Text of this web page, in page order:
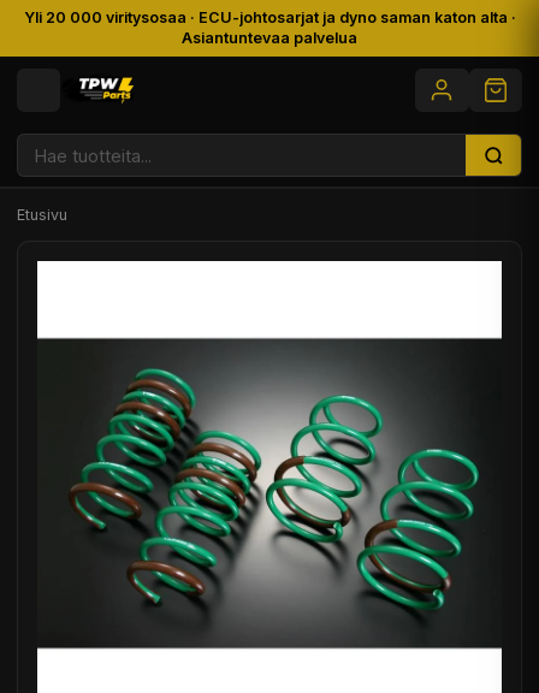
Yli 20 000 viritysosaa · ECU-johtosarjat ja dyno saman katon alta ·
Asiantuntevaa palvelua
Etusivu